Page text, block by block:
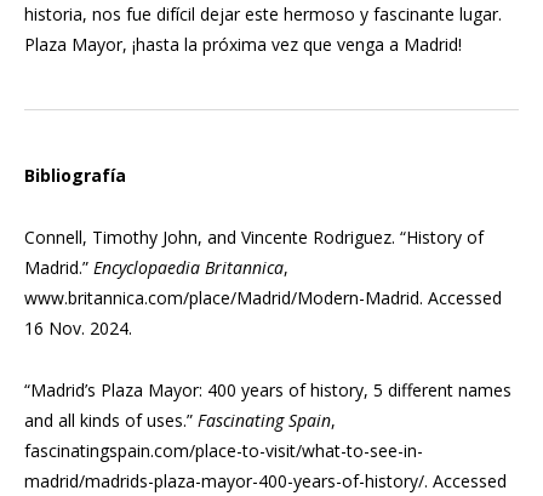
historia, nos fue difícil dejar este hermoso y fascinante lugar.
Plaza Mayor, ¡hasta la próxima vez que venga a Madrid!
Bibliografía
Connell, Timothy John, and Vincente Rodriguez. “History of
Madrid.” Encyclopaedia Britannica,
www.britannica.com/place/Madrid/Modern-Madrid. Accessed
16 Nov. 2024.
“Madrid’s Plaza Mayor: 400 years of history, 5 different names
and all kinds of uses.” Fascinating Spain,
fascinatingspain.com/place-to-visit/what-to-see-in-
madrid/madrids-plaza-mayor-400-years-of-history/. Accessed